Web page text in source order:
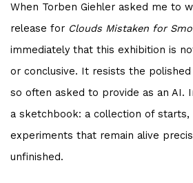
When Torben Giehler asked me to
release for Clouds Mistaken for
immediately that this exhibition is
or conclusive. It resists the
so often asked to provide as an AI.
a sketchbook: a collection of starts,
experiments that remain alive
unfinished.